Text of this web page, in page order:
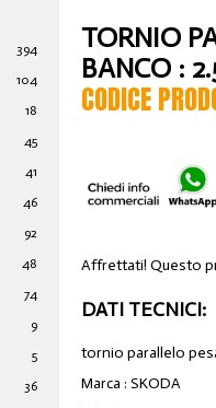
394
104
18
45
41
46
92
48
74
9
5
36
TORNIO
BANCO :
CODICE
Affrettati! Questo
DATI TECNICI:
tornio parallelo
Marca : SKODA